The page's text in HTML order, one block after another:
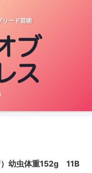
リード芸術
）幼虫体重152g 11B